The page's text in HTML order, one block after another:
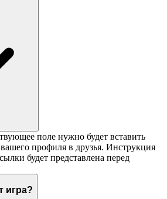
поле нужно будет вставить
профиля в друзья. Инструкция
будет представлена перед
игра?